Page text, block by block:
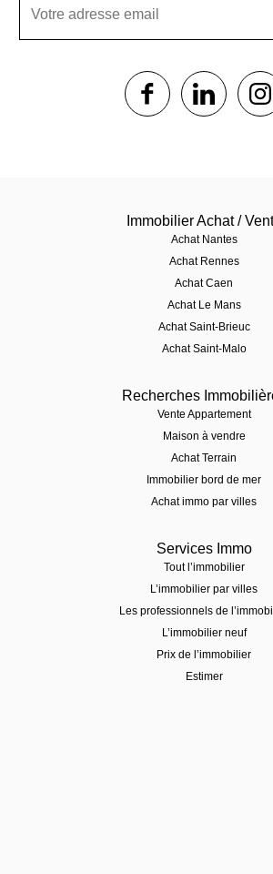
1$s 1$s
Immobilier Achat /
Achat Nantes
Achat Rennes
Achat Caen
Achat Le Mans
Achat Saint-Brieuc
Achat Saint-Malo
Recherches
Vente Appartement
Maison à vendre
Achat Terrain
Immobilier bord de mer
Achat immo par villes
Services Immo
Tout l’immobilier
L’immobilier par villes
Les professionnels de
L’immobilier neuf
Prix de l’immobilier
Estimer